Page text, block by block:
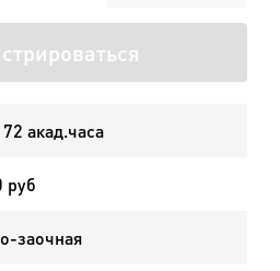
72 акад.часа
руб
заочная